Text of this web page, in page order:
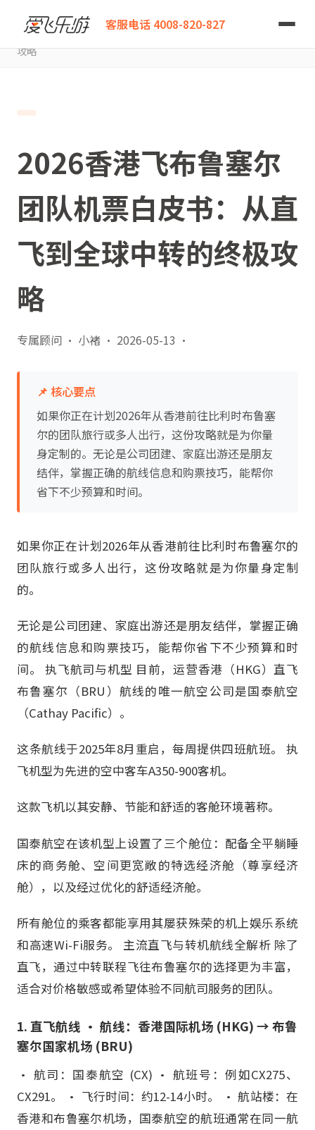
客服电话 4008-820-827
爱飞乐游
2026香港飞布鲁塞尔团队机票白皮书：从直飞到全球中转的终极
攻略
2026香港飞布鲁塞尔
团队机票白皮书：从直
飞到全球中转的终极攻
略
专属顾问 · 小褚 · 2026-05-13 ·
📌 核心要点
如果你正在计划2026年从香港前往比利时布鲁塞
尔的团队旅行或多人出行，这份攻略就是为你量
身定制的。无论是公司团建、家庭出游还是朋友
结伴，掌握正确的航线信息和购票技巧，能帮你
省下不少预算和时间。
如果你正在计划2026年从香港前往比利时布鲁塞尔的
团队旅行或多人出行，这份攻略就是为你量身定制
的。
无论是公司团建、家庭出游还是朋友结伴，掌握正确
的航线信息和购票技巧，能帮你省下不少预算和时
间。 执飞航司与机型 目前，运营香港（HKG）直飞
布鲁塞尔（BRU）航线的唯一航空公司是国泰航空
（Cathay Pacific）。
这条航线于2025年8月重启，每周提供四班航班。 执
飞机型为先进的空中客车A350-900客机。
这款飞机以其安静、节能和舒适的客舱环境著称。
国泰航空在该机型上设置了三个舱位：配备全平躺睡
床的商务舱、空间更宽敞的特选经济舱（尊享经济
舱），以及经过优化的舒适经济舱。
所有舱位的乘客都能享用其屡获殊荣的机上娱乐系统
和高速Wi-Fi服务。 主流直飞与转机航线全解析 除了
直飞，通过中转联程飞往布鲁塞尔的选择更为丰富，
适合对价格敏感或希望体验不同航司服务的团队。
1. 直飞航线 • 航线：香港国际机场 (HKG) → 布鲁
塞尔国家机场 (BRU)
• 航司：国泰航空 (CX) • 航班号：例如CX275、
CX291。 • 飞行时间：约12-14小时。 • 航站楼：在
香港和布鲁塞尔机场，国泰航空的航班通常在同一航